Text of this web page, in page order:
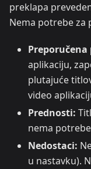
preklapa
Nema potrebe za
aplikaciju,
plutajuće
video
Prednosti:
nema
Nedostaci:
u nastavku).